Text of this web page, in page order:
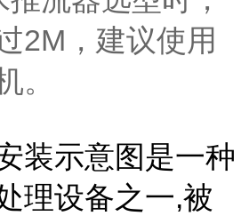
2M，建议使用
。
装示意图是一种
理设备之一,被